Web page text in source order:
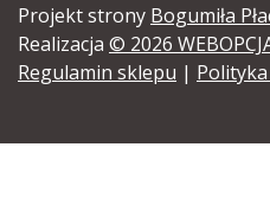
Projekt strony Bogumiła
Realizacja © 2026
Regulamin sklepu |